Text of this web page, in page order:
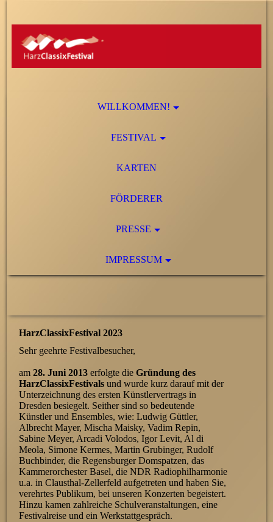
WILLKOMMEN!
FESTIVAL
KARTEN
FÖRDERER
PRESSE
IMPRESSUM
HarzClassixFestival 2023
Sehr geehrte Festivalbesucher,
am28. Juni 2013 erfolgte dieGründung des
HarzClassixFestivals und wurde kurz darauf mit der
Unterzeichnung des ersten Künstlervertrags in
Dresden besiegelt. Seither sind so bedeutende
Künstler und Ensembles, wie: Ludwig Güttler,
Albrecht Mayer, Mischa Maisky, Vadim Repin,
Sabine Meyer, Arcadi Volodos, Igor Levit, Al di
Meola, Simone Kermes, Martin Grubinger, Rudolf
Buchbinder, die Regensburger Domspatzen, das
Kammerorchester Basel, die NDR Radiophilharmonie
u.a. in Clausthal-Zellerfeld aufgetreten und haben Sie,
verehrtes Publikum, bei unseren Konzerten begeistert.
Hinzu kamen zahlreiche Schulveranstaltungen, eine
Festivalreise und ein Werkstattgespräch.